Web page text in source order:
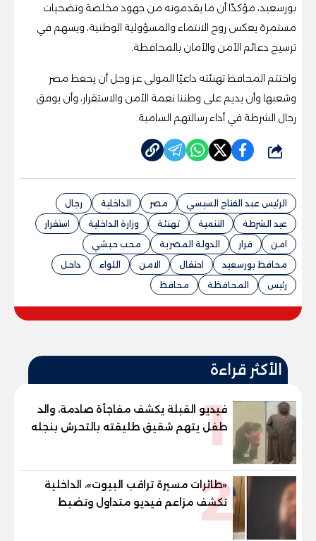
بورسعيد، مؤكدًا أن ما يقدمونه من جهود مخلصة وتضحيات
مستمرة يعكس روح الانتماء والمسؤولية الوطنية، ويسهم في
ترسيخ دعائم الأمن والأمان بالمحافظة.
واختتم المحافظ تهنئته داعيًا المولى عز وجل أن يحفظ مصر
وشعبها وأن يديم على وطننا نعمة الأمن والاستقرار، وأن يوفق
رجال الشرطة في أداء رسالتهم السامية.
شارك
الرئيس عبد الفتاح السيسي مصر الداخلية
رجال
عيد الشرطة
التنمية تهنئة وزارة الداخلية
استقرار
امن
قرار الدولة المصرية
محب حبشي
محافظ بورسعيد
احتفال الامن اللواء
داخل
رئيس
المحافظة محافظ
الأكثر قراءة
1
فيديو القبلة يكشف مفاجأة صادمة، والد
طفل يتهم شقيق طليقته بالتحرش بنجله
في القليوبية
2
«طائرات مسيرة تراقب البيوت»، الداخلية
تكشف مزاعم فيديو متداول وتضبط
صاحبه المريض نفسيا